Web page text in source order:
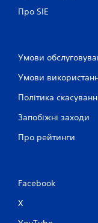
Про SIE
Умови
Умови
Політика
Запобіжні заходи
Про рейтинги
Facebook
X